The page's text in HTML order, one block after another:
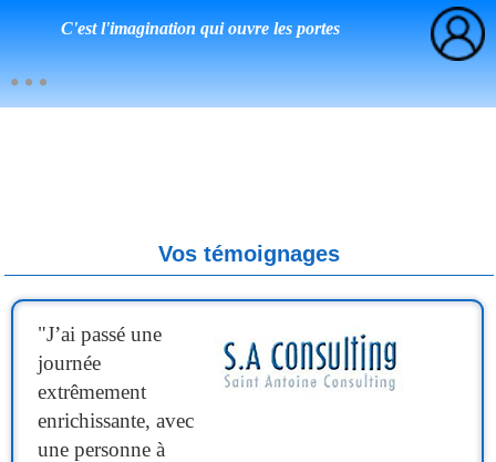
C'est l'imagination qui ouvre les portes
Vos témoignages
"J’ai passé une
journée
extrêmement
enrichissante, avec
une personne à